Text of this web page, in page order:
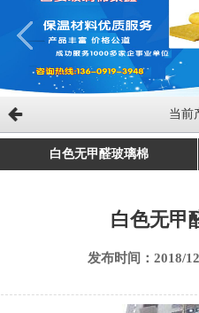
当前
白色无甲醛玻璃棉
白色无甲
发布时间：2018/